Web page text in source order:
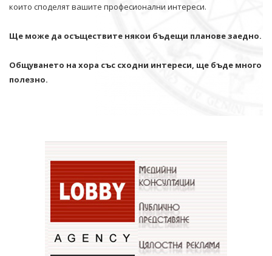
които споделят вашите професионални интереси.
Ще може да осъществите някои бъдещи планове заедно.
Общуването на хора със сходни интереси, ще бъде много
полезно.